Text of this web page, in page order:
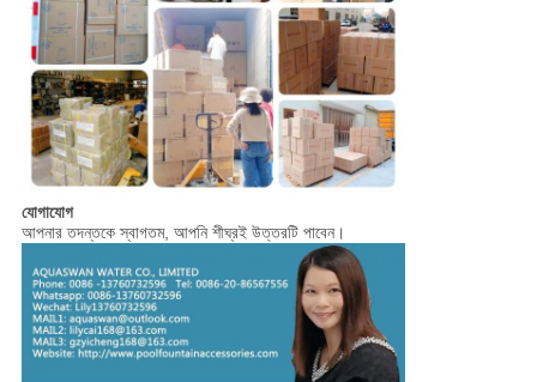
যোগাযোগ
আপনার তদন্তকে স্বাগতম, আপনি শীঘ্রই উত্তরটি পাবেন।